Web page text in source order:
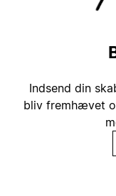
Indsend din
bliv fremhævet